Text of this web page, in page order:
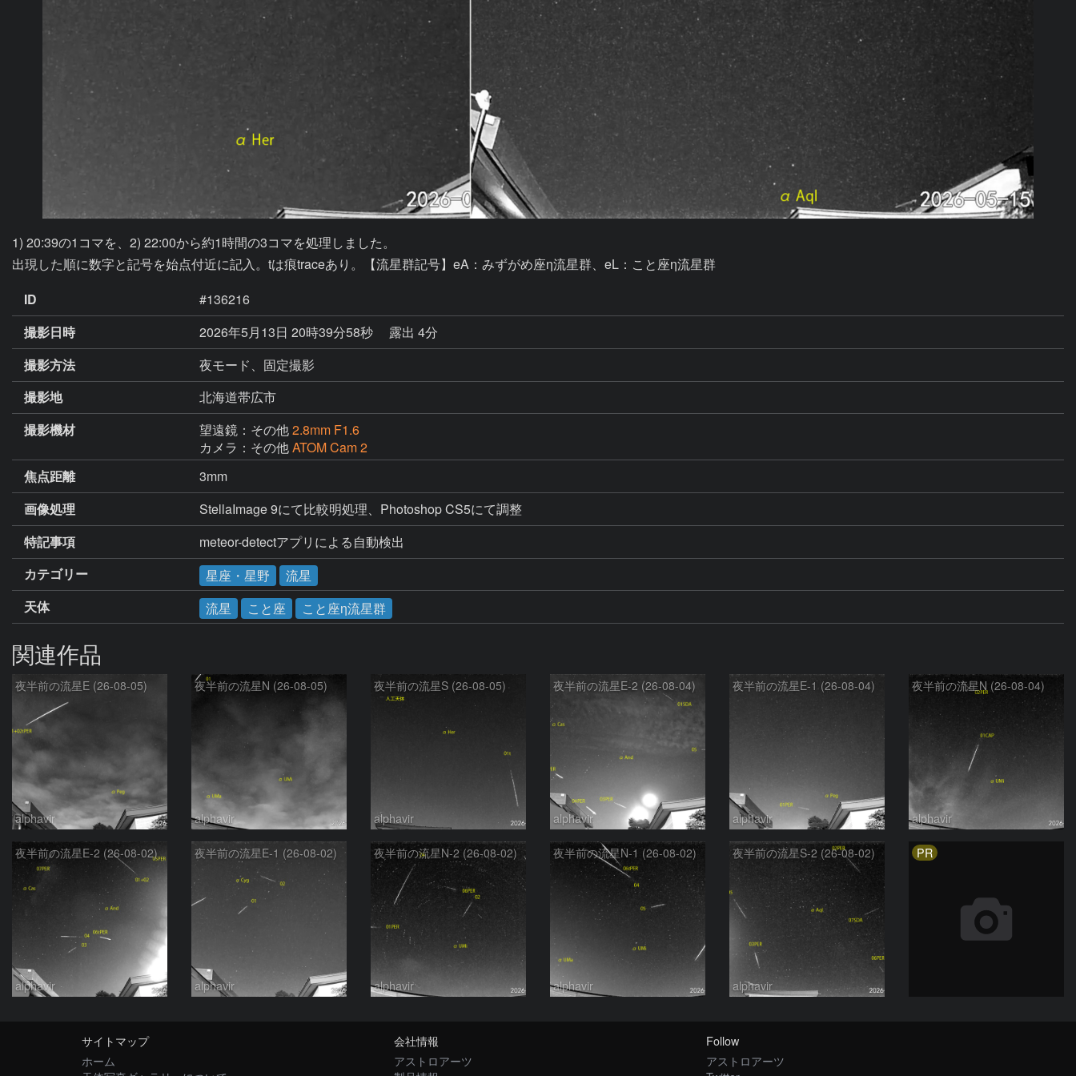
1) 20:39の1コマを、2) 22:00から約1時間の3コマを処理しました。
出現した順に数字と記号を始点付近に記入。tは痕traceあり。【流星群記号】eA：みずがめ座η流星群、eL：こと座η流星群
ID
#136216
撮影日時
2026年5月13日 20時39分58秒
露出 4分
撮影方法
夜モード、固定撮影
撮影地
北海道帯広市
撮影機材
望遠鏡：その他2.8mm F1.6
カメラ：その他ATOM Cam 2
焦点距離
3mm
画像処理
StellaImage 9にて比較明処理、Photoshop CS5にて調整
特記事項
meteor-detectアプリによる自動検出
カテゴリー
星座・星野
流星
天体
流星 こと座 こと座η流星群
関連作品
夜半前の流星E (26-08-05)
alphavir
夜半前の流星N (26-08-05)
alphavir
夜半前の流星S (26-08-05)
alphavir
夜半前の流星E-2 (26-08-04)
alphavir
夜半前の流星E-1 (26-08-04)
alphavir
夜半前の流星N (26-08-04)
alphavir
夜半前の流星E-2 (26-08-02)
alphavir
夜半前の流星E-1 (26-08-02)
alphavir
夜半前の流星N-2 (26-08-02)
alphavir
夜半前の流星N-1 (26-08-02)
alphavir
夜半前の流星S-2 (26-08-02)
alphavir
PR
サイトマップ
ホーム
会社情報
アストロアーツ
Follow
アストロアーツ